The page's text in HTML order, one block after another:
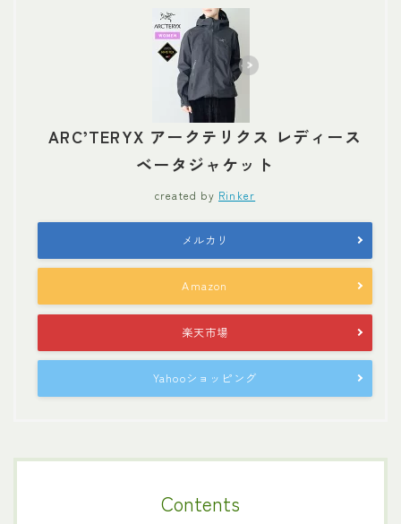
ARC’TERYX アークテリクス レディース
ベータジャケット
created by Rinker
メルカリ
Amazon
楽天市場
Yahooショッピング
Contents